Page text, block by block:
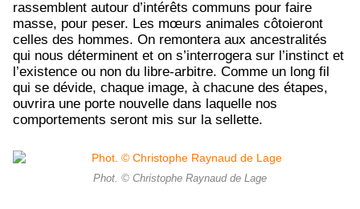
rassemblent autour d’intérêts communs pour faire
masse, pour peser. Les mœurs animales côtoieront
celles des hommes. On remontera aux ancestralités
qui nous déterminent et on s’interrogera sur l’instinct et
l’existence ou non du libre-arbitre. Comme un long fil
qui se dévide, chaque image, à chacune des étapes,
ouvrira une porte nouvelle dans laquelle nos
comportements seront mis sur la sellette.
Phot. © Christophe Raynaud de Lage